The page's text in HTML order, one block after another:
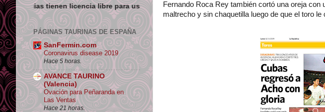
Fernando Roca Rey también cortó una oreja
maltrecho y sin chaquetilla luego de que el toro
licencia libre para uso no comercial siempre que se de crédito y enlace su origen.
PÁGINAS TAURINAS DE ESPAÑA
SanFermin.com
Coronavirus disease 2019
Hace 5 horas.
AVANCE TAURINO
(Valencia)
Ovación para Peñaranda en
Las Ventas
Hace 21 horas.